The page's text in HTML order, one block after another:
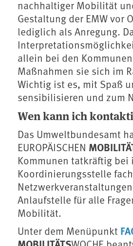
nachhaltiger Mobilität
Gestaltung der EMW vor
lediglich als Anregung.
allein bei den
Maßnahmen sie sich im
Wichtig ist es, mit Spaß
sensibilisieren und zum
Wen kann ich
Das Umweltbundesamt
EUROPÄISCHEN
Kommunen tatkräftig
Koordinierungsstelle
Anlaufstelle für alle
Mobilität.
Unter dem Menüpunkt